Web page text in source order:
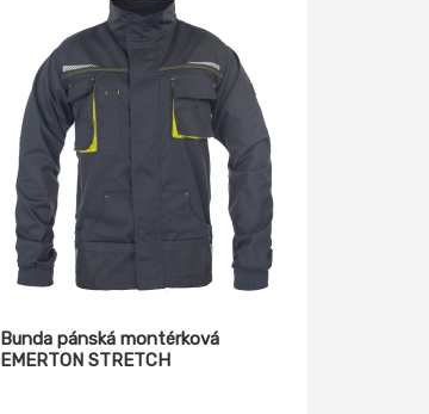
Bunda pánská montérková
EMERTON STRETCH